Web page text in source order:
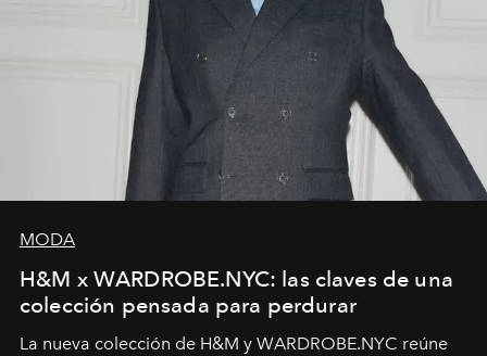
MODA
H&M x WARDROBE.NYC: las claves de una
colección pensada para perdurar
La nueva colección de H&M y WARDROBE.NYC reúne